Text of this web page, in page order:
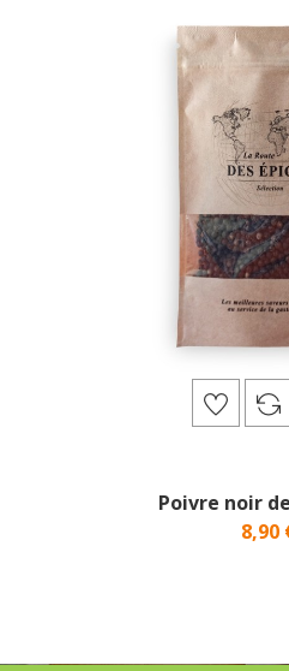
Poivre noir
8,90